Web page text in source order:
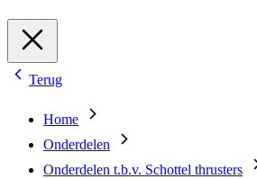
Terug
Home
Onderdelen
Onderdelen t.b.v. Schottel thrusters